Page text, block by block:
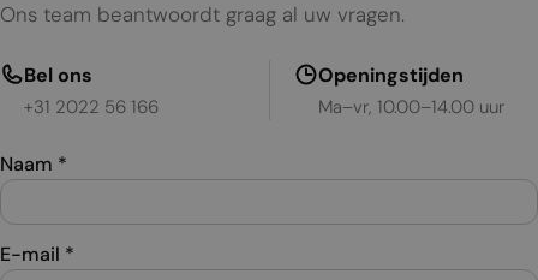
Ons team beantwoordt graag al uw vragen.
Bel ons
+31 2022 56 166
Openingstijden
Ma–vr, 10.00–14.00 uur
Naam *
E-mail *